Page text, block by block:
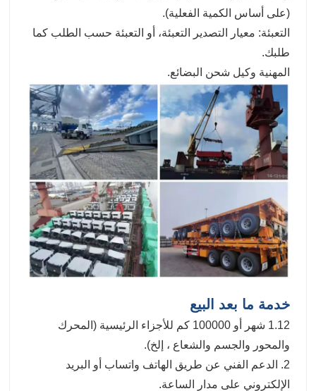
(على أساس الكمية الفعلية).
التعبئة: معيار التصدير التعبئة، أو التعبئة حسب الطلب كما
طلبك.
المهنية وكيل شحن البضائع.
خدمة ما بعد البيع
1.12 شهر أو 100000 كم للأجزاء الرئيسية (المحرك
والمحور والجسم والشعاع ، إلخ).
2. الدعم الفني عن طريق الهاتف واتساب أو البريد
الإلكتروني على مدار الساعة.